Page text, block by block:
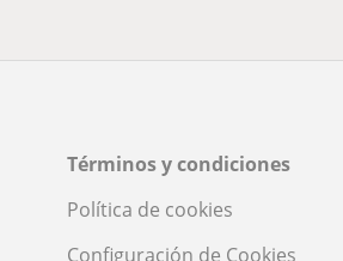
Términos y condiciones
Política de cookies
Configuración de Cookies